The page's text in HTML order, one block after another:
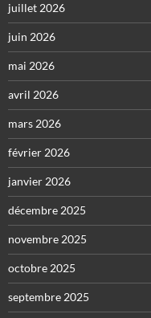
juillet 2026
juin 2026
mai 2026
avril 2026
mars 2026
février 2026
janvier 2026
décembre 2025
novembre 2025
octobre 2025
septembre 2025